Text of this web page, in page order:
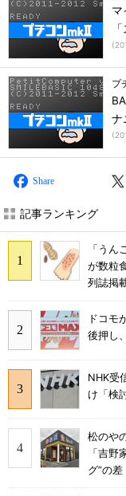
マ
(
プ
ナ
(
Share
記事ランキング
「うん
が数粒
列誌掲
ドコモ
後押し
NHK受
け「検
松のや
「吉野
グ”の差